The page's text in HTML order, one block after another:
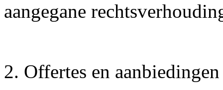
aangegane
2. Offertes en aanbiedingen